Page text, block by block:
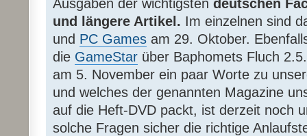
Ausgaben der wichtigsten deutschen
und längere Artikel. Im einzelnen sind
und PC Games am 29. Oktober.
die GameStar über Baphomets Fluch
am 5. November ein paar Worte zu
und welches der genannten Magazine
auf die Heft-DVD packt, ist derzeit noch
solche Fragen sicher die richtige